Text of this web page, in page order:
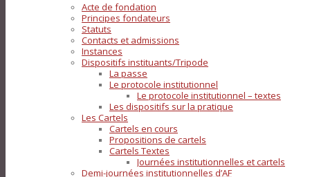
Acte de fondation
Principes fondateurs
Statuts
Contacts et admissions
Instances
Dispositifs instituants/Tripode
La passe
Le protocole institutionnel
Le protocole institutionnel – textes
Les dispositifs sur la pratique
Les Cartels
Cartels en cours
Propositions de cartels
Cartels Textes
Journées institutionnelles et cartels
Demi-journées institutionnelles d’AF